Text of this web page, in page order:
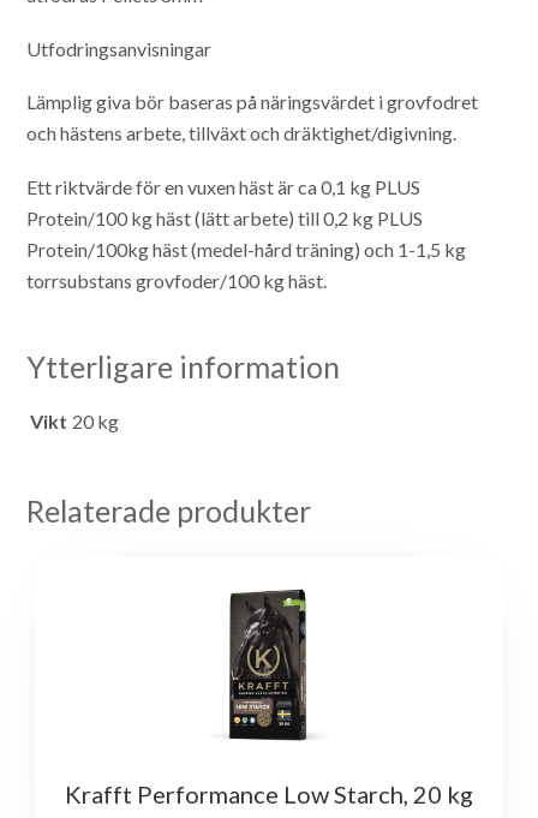
Utfodringsanvisningar
Lämplig giva bör baseras på näringsvärdet i grovfodret
och hästens arbete, tillväxt och dräktighet/digivning.
Ett riktvärde för en vuxen häst är ca 0,1 kg PLUS
Protein/100 kg häst (lätt arbete) till 0,2 kg PLUS
Protein/100kg häst (medel-hård träning) och 1-1,5 kg
torrsubstans grovfoder/100 kg häst.
Ytterligare information
Vikt 20 kg
Relaterade produkter
Krafft Performance Low Starch, 20 kg